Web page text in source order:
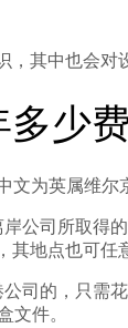
其中也会
少
文为英属维
公司所取得
地点也可任
司的，只需
文件。